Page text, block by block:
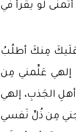
لو يقرأ في
عَلَيكَ مِنكَ أطلُبُ
إلهي عَلِّمني مِن
الجَذبِ، إلهي
مِن ذُلِّ نَفسي